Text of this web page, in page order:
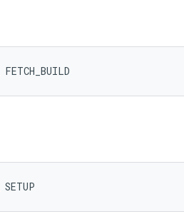
FETCH_BUILD
SETUP